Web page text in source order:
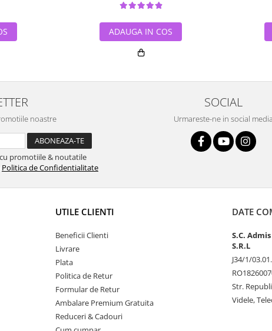
ADAUGA IN COS
noastre
promotiile & noutatile
Politica de Confidentialitate
SOCIAL
Urmareste-ne in social media
UTILE CLIENTI
Beneficii Clienti
Livrare
Plata
Politica de Retur
Formular de Retur
Ambalare Premium Gratuita
Reduceri & Cadouri
DATE
S.C.
S.R.L
J34/1/
Str.
Videle,